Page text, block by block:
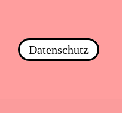
Datenschutz